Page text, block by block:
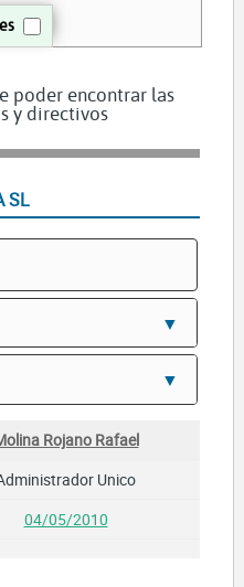
poder encontrar las
y directivos
SL
Rojano Rafael
Unico
04/05/2010